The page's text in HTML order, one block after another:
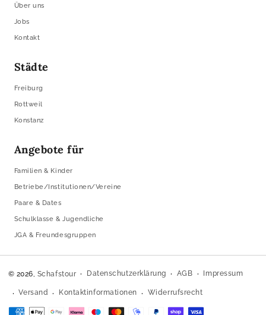
Über uns
Jobs
Kontakt
Städte
Freiburg
Rottweil
Konstanz
Angebote für
Familien & Kinder
Betriebe/Institutionen/Vereine
Paare & Dates
Schulklasse & Jugendliche
JGA & Freundesgruppen
© 2026, Schafstour Datenschutzerklärung AGB Impressum
Versand Kontaktinformationen Widerrufsrecht
Zahlungsmethoden